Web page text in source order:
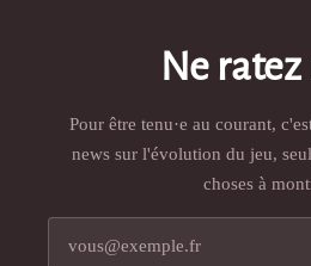
Ne
Pour être tenu·e au courant,
news sur l'évolution du jeu,
choses à
Votre adresse e-mail